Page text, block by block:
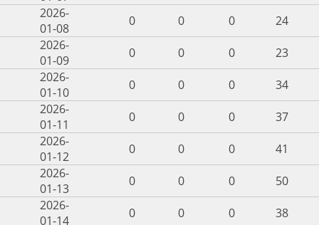
2026-
01-08
0 0 0
24
2026-
01-09
0 0 0
23
2026-
01-10
0 0 0
34
2026-
01-11
0 0 0
37
2026-
01-12
0 0 0
41
2026-
01-13
0 0 0
50
2026-
01-14
0 0 0
38